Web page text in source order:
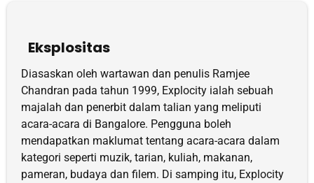
Eksplositas
Diasaskan oleh wartawan dan penulis Ramjee
Chandran pada tahun 1999, Explocity ialah sebuah
majalah dan penerbit dalam talian yang meliputi
acara-acara di Bangalore. Pengguna boleh
mendapatkan maklumat tentang acara-acara dalam
kategori seperti muzik, tarian, kuliah, makanan,
pameran, budaya dan filem. Di samping itu, Explocity